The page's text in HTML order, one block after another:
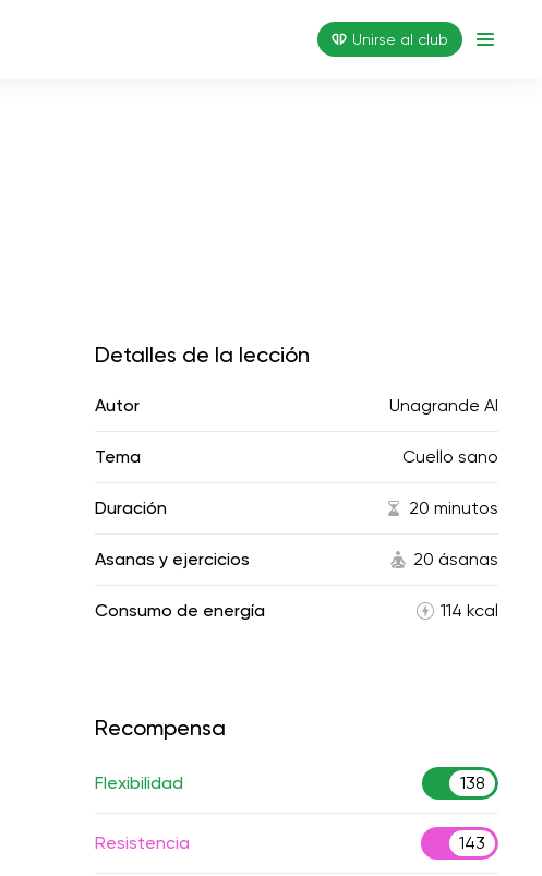
Unirse al club
Detalles de la lección
Autor Unagrande AI
Tema Cuello sano
Duración 20 minutos
Asanas y ejercicios 20 ásanas
Consumo de energía 114 kcal
Recompensa
Flexibilidad 138
Resistencia 143